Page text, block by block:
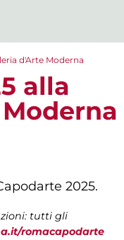
d'Arte Moderna
alla
2025.
tutti gli
romacapodarte